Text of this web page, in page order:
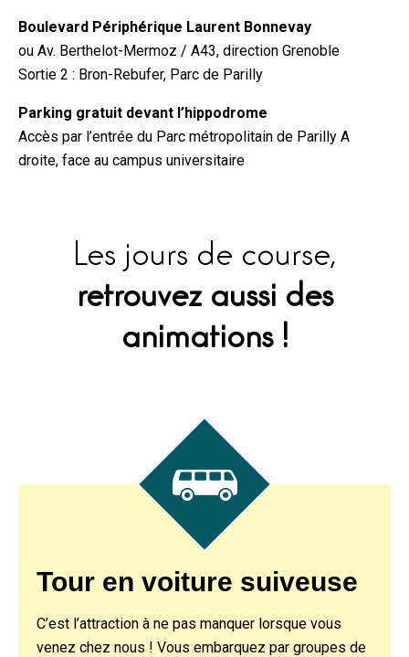
Boulevard Périphérique Laurent Bonnevay
ou Av. Berthelot-Mermoz / A43, direction Grenoble
Sortie 2 : Bron-Rebufer, Parc de Parilly
Parking gratuit devant l’hippodrome
Accès par l’entrée du Parc métropolitain de Parilly A
droite, face au campus universitaire
Les jours de course,
retrouvez aussi des
animations !
Tour en voiture suiveuse
C’est l’attraction à ne pas manquer lorsque vous
venez chez nous ! Vous embarquez par groupes de